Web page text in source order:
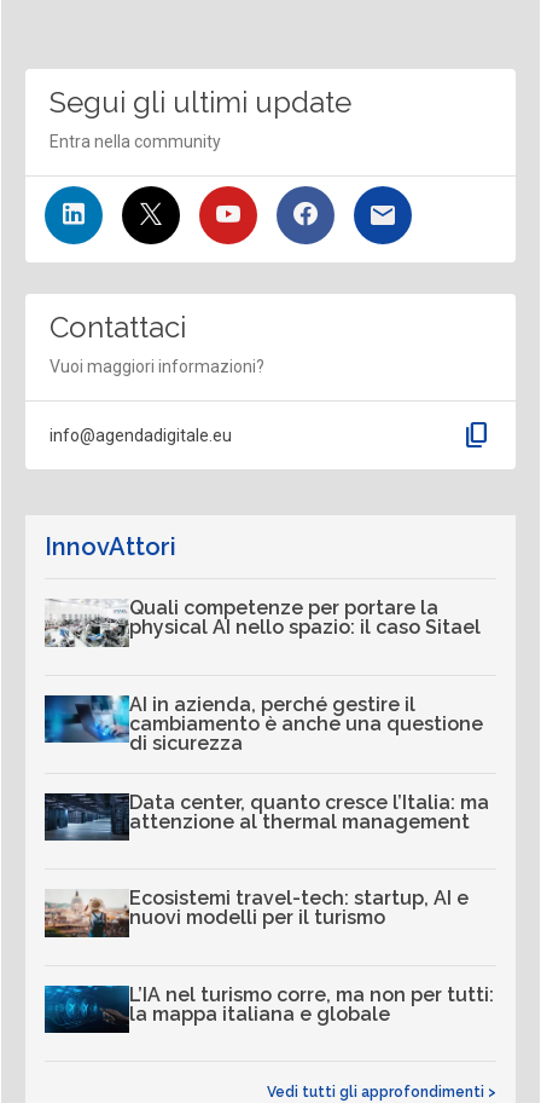
Segui gli ultimi update
Entra nella community
Contattaci
Vuoi maggiori informazioni?
info@agendadigitale.eu content_copy
InnovAttori
Quali competenze per portare la
physical AI nello spazio: il caso Sitael
AI in azienda, perché gestire il
cambiamento è anche una questione
di sicurezza
Data center, quanto cresce l’Italia: ma
attenzione al thermal management
Ecosistemi travel-tech: startup, AI e
nuovi modelli per il turismo
L’IA nel turismo corre, ma non per tutti:
la mappa italiana e globale
Vedi tutti gli approfondimenti >